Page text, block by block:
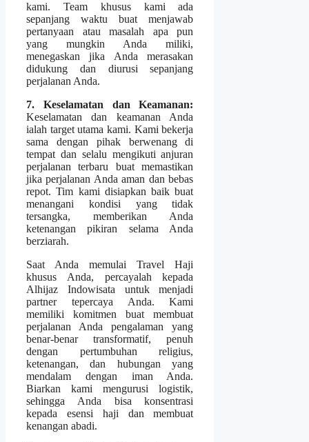
kami. Team khusus kami ada
sepanjang waktu buat menjawab
pertanyaan atau masalah apa pun
yang mungkin Anda miliki,
menegaskan jika Anda merasakan
didukung dan diurusi sepanjang
perjalanan Anda.
7. Keselamatan dan Keamanan:
Keselamatan dan keamanan Anda
ialah target utama kami. Kami bekerja
sama dengan pihak berwenang di
tempat dan selalu mengikuti anjuran
perjalanan terbaru buat memastikan
jika perjalanan Anda aman dan bebas
repot. Tim kami disiapkan baik buat
menangani kondisi yang tidak
tersangka, memberikan Anda
ketenangan pikiran selama Anda
berziarah.
Saat Anda memulai Travel Haji
khusus Anda, percayalah kepada
Alhijaz Indowisata untuk menjadi
partner tepercaya Anda. Kami
memiliki komitmen buat membuat
perjalanan Anda pengalaman yang
benar-benar transformatif, penuh
dengan pertumbuhan religius,
ketenangan, dan hubungan yang
mendalam dengan iman Anda.
Biarkan kami mengurusi logistik,
sehingga Anda bisa konsentrasi
kepada esensi haji dan membuat
kenangan abadi.